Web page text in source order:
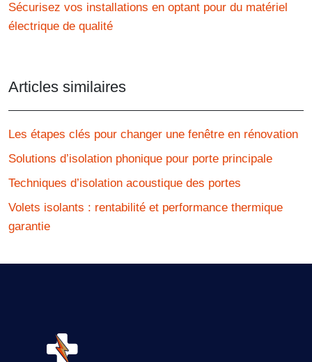
Sécurisez vos installations en optant pour du matériel
électrique de qualité
Articles similaires
Les étapes clés pour changer une fenêtre en rénovation
Solutions d’isolation phonique pour porte principale
Techniques d’isolation acoustique des portes
Volets isolants : rentabilité et performance thermique
garantie